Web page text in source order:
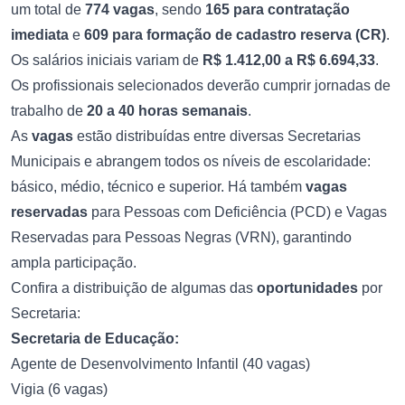
um total de 774 vagas, sendo 165 para contratação
imediata e 609 para formação de cadastro reserva (CR).
Os salários iniciais variam de R$ 1.412,00 a R$ 6.694,33.
Os profissionais selecionados deverão cumprir jornadas de
trabalho de 20 a 40 horas semanais.
As vagas estão distribuídas entre diversas Secretarias
Municipais e abrangem todos os níveis de escolaridade:
básico, médio, técnico e superior. Há também vagas
reservadas para Pessoas com Deficiência (PCD) e Vagas
Reservadas para Pessoas Negras (VRN), garantindo
ampla participação.
Confira a distribuição de algumas das oportunidades por
Secretaria:
Secretaria de Educação:
Agente de Desenvolvimento Infantil (40 vagas)
Vigia (6 vagas)